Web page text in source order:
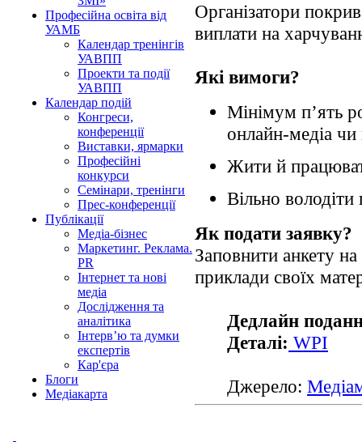
Професійна освіта від
УАМБ
Календар тренінгів
УАВПП
Проекти та події
УАВПП
Календар подій
Конгреси,
конференції
Виставки, ярмарки
Професійні
конкурси
Семінари, тренінги
Прес-конференції
Публікації
Медіа-бізнес
Маркетинг. Реклама.
PR
Інтернет та нові
медіа
Дослідження та
аналітика
Інтерв’ю та думки
експертів
Кар'єра
Блоги
Медіакарта
Організатори
виплати на
Які вимоги?
Мінімум п’ять
онлайн-медіа чи
Жити й
Вільно
Як подати заявку?
Заповнити анкету на
приклади своїх
Дедлайн
Деталі: WPI
Джерело: